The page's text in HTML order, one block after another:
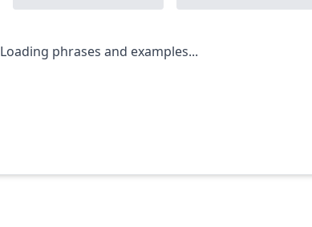
Loading phrases and examples...